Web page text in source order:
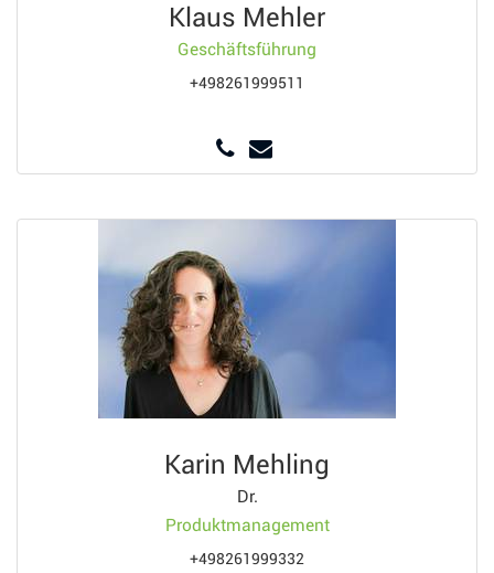
Klaus Mehler
Geschäftsführung
+498261999511
Karin Mehling
Dr.
Produktmanagement
+498261999332